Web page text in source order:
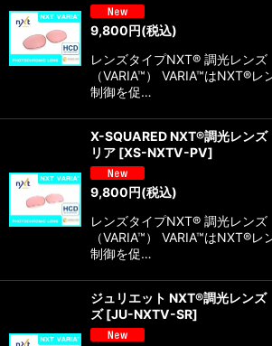
9,800円(税込)
レンズタイプNXT® 調光レンズ
（VARIA™） VARIA™はNXT®
制御を促…
X-SQUARED NXT®調光レン
リア [XS-NXTV-PV]
9,800円(税込)
レンズタイプNXT® 調光レンズ
（VARIA™） VARIA™はNXT®
制御を促…
ジュリエット NXT®調光レン
ズ [JU-NXTV-SR]